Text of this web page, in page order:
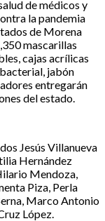
de médicos y
la pandemia
de Morena
mascarillas
cajas acrílicas
jabón
entregarán
del estado.
Jesús Villanueva
Hernández
Mendoza,
Piza, Perla
Marco Antonio
López.